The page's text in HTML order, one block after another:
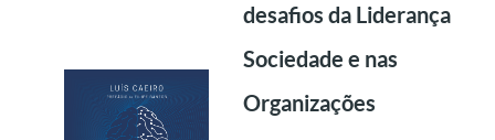
desafios da Liderança na
Sociedade e nas
Organizações